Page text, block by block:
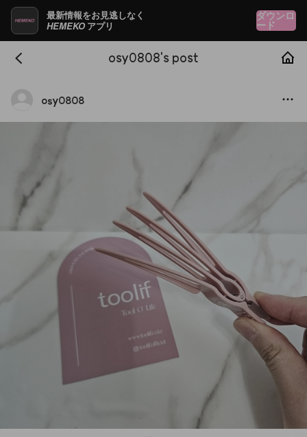
最新情報をお見逃しなく
HEMEKO アプリ
ダウンロ
ード
osy0808's post
osy0808